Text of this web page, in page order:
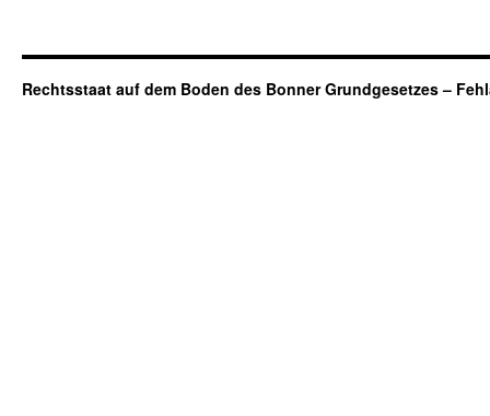
Rechtsstaat auf dem Boden des Bonner Grundgesetzes –